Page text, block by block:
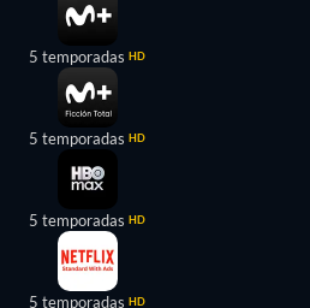
5 temporadas HD
5 temporadas HD
5 temporadas HD
5 temporadas HD